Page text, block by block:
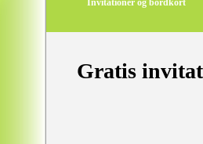
Invitationer og bordkort
Gratis